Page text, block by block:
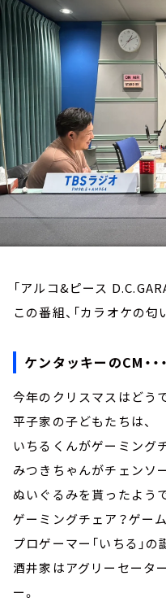
お知らせ
イベント・グッズ
YouTube
会社情報
「アルコ&ピース
この番組、「カラオケの匂
ケンタッキーのCM・・・
今年のクリスマスはどう
平子家の子どもたちは、
いちるくんがゲーミング
みつきちゃんがチェンソ
ぬいぐるみを貰ったよう
ゲーミングチェア？ゲー
プロゲーマー「いちる」
酒井家はアグリーセータ
ー。